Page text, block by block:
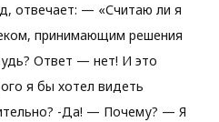
отвечает: — «Считаю ли я
принимающим решения
Ответ — нет! И это
я бы хотел видеть
-Да! — Почему? — Я